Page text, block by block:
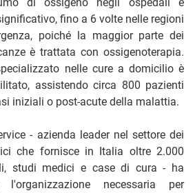
fino a 6 volte nelle regioni
poiché la maggior parte dei
è trattata con ossigenoterapia.
nelle cure a domicilio è
assistendo circa 800 pazienti
iniziali o post-acute della malattia.
- azienda leader nel settore dei
che fornisce in Italia oltre 2.000
studi medici e case di cura - ha
necessaria per